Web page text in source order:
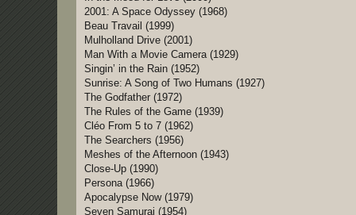
2001: A Space Odyssey (1968)
Beau Travail (1999)
Mulholland Drive (2001)
Man With a Movie Camera (1929)
Singin’ in the Rain (1952)
Sunrise: A Song of Two Humans (1927)
The Godfather (1972)
The Rules of the Game (1939)
Cléo From 5 to 7 (1962)
The Searchers (1956)
Meshes of the Afternoon (1943)
Close-Up (1990)
Persona (1966)
Apocalypse Now (1979)
Seven Samurai (1954)